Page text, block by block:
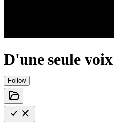
D'une seule voix
Follow